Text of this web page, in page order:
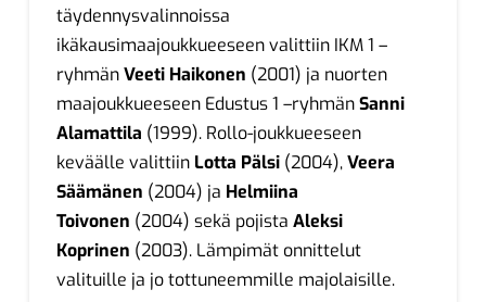
täydennysvalinnoissa
ikäkausimaajoukkueeseen valittiin IKM 1 –
ryhmänVeeti Haikonen (2001) ja nuorten
maajoukkueeseen Edustus 1 –ryhmänSanni
Alamattila (1999). Rollo-joukkueeseen
keväälle valittiin Lotta Pälsi(2004),Veera
Säämänen (2004) ja Helmiina
Toivonen (2004) sekä pojista Aleksi
Koprinen (2003). Lämpimät onnittelut
valituille ja jo tottuneemmille majolaisille.